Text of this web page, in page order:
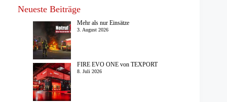
Neueste Beiträge
Mehr als nur Einsätze
3. August 2026
FIRE EVO ONE von TEXPORT
8. Juli 2026